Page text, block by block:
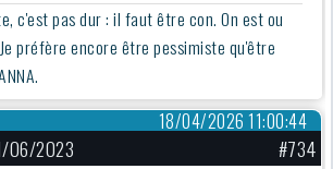
c'est pas dur : il faut être con. On est ou
préfère encore être pessimiste qu'être
18/04/2026 11:00:44
06/2023
#734